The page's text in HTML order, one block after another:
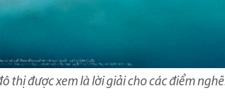
thị được xem là lời giải cho các điểm